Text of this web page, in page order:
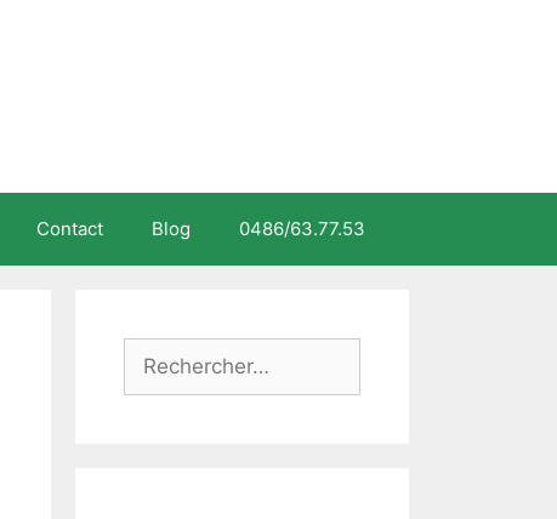
Contact Blog 0486/63.77.53
Rechercher :